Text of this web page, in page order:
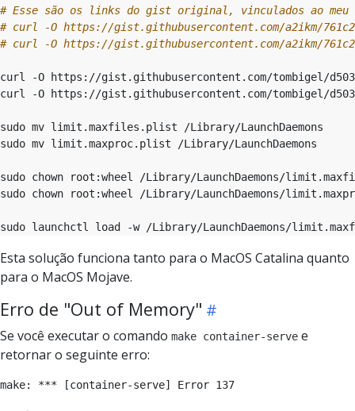
# Esse são os links do gist original, vinculados ao
# curl -O https://gist.githubusercontent.com/a2ikm/
# curl -O https://gist.githubusercontent.com/a2ikm/
Esta solução funciona tanto para o MacOS Catalina quanto
para o MacOS Mojave.
Erro de "Out of Memory"
Se você executar o comando make container-serve e
retornar o seguinte erro: